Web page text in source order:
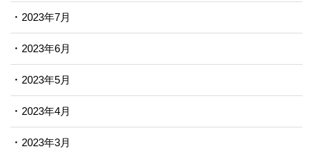
2023年7月
2023年6月
2023年5月
2023年4月
2023年3月